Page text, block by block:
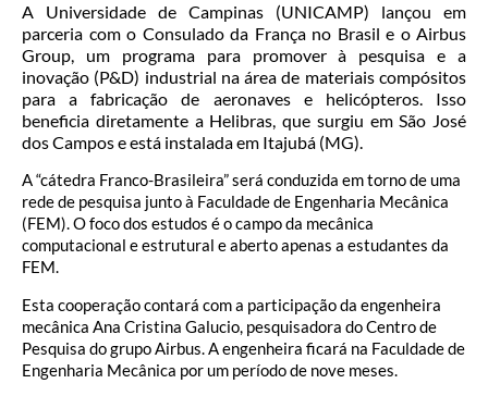
A Universidade de Campinas (UNICAMP) lançou em
parceria com o Consulado da França no Brasil e o Airbus
Group, um programa para promover à pesquisa e a
inovação (P&D) industrial na área de materiais compósitos
para a fabricação de aeronaves e helicópteros. Isso
beneficia diretamente a Helibras, que surgiu em São José
dos Campos e está instalada em Itajubá (MG).
A “cátedra Franco-Brasileira” será conduzida em torno de uma
rede de pesquisa junto à Faculdade de Engenharia Mecânica
(FEM). O foco dos estudos é o campo da mecânica
computacional e estrutural e aberto apenas a estudantes da
FEM.
Esta cooperação contará com a participação da engenheira
mecânica Ana Cristina Galucio, pesquisadora do Centro de
Pesquisa do grupo Airbus. A engenheira ficará na Faculdade de
Engenharia Mecânica por um período de nove meses.